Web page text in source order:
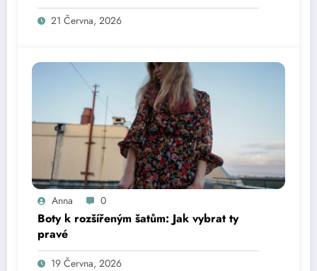
21 Června, 2026
Anna 0
Boty k rozšířeným šatům: Jak vybrat ty
pravé
19 Června, 2026